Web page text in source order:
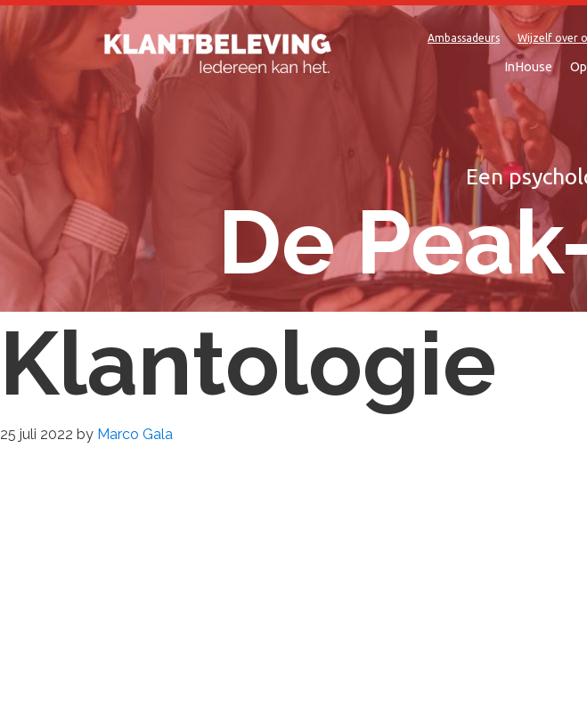
Ambassadeurs Wijzelf over
InHouse
Een
De
Klantologie
25 juli 2022 by Marco Gala